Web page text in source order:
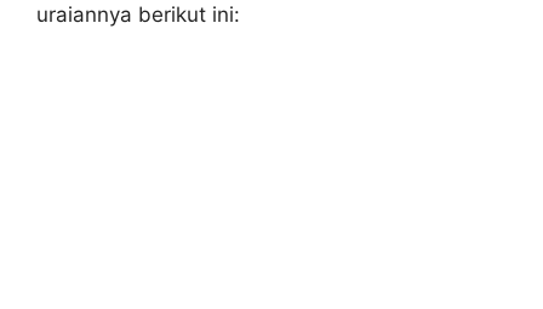
uraiannya berikut ini: